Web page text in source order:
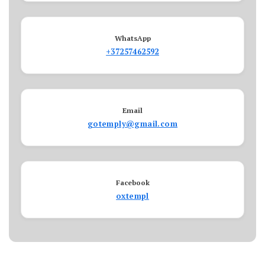
WhatsApp
+37257462592
Email
gotemply@gmail.com
Facebook
oxtempl